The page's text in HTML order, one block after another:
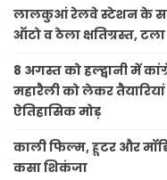
लालकुआं रेलवे स्टेशन के
ऑटो व ठेला क्षतिग्रस्त, टला
8 अगस्त को हल्द्वानी में
महारैली को लेकर
ऐतिहासिक मोड़
काली फिल्म, हूटर और
कसा शिकंजा